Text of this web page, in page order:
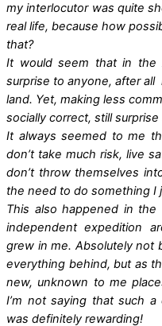
my interlocutor was quite
real life, because how
that?
It would seem that in the
surprise to anyone, after all
land. Yet, making less
socially correct, still
It always seemed to me
don’t take much risk, live
don’t throw themselves
the need to do something I
This also happened in
independent expedition
grew in me. Absolutely not
everything behind, but as
new, unknown to me
I’m not saying that such
was definitely rewarding!